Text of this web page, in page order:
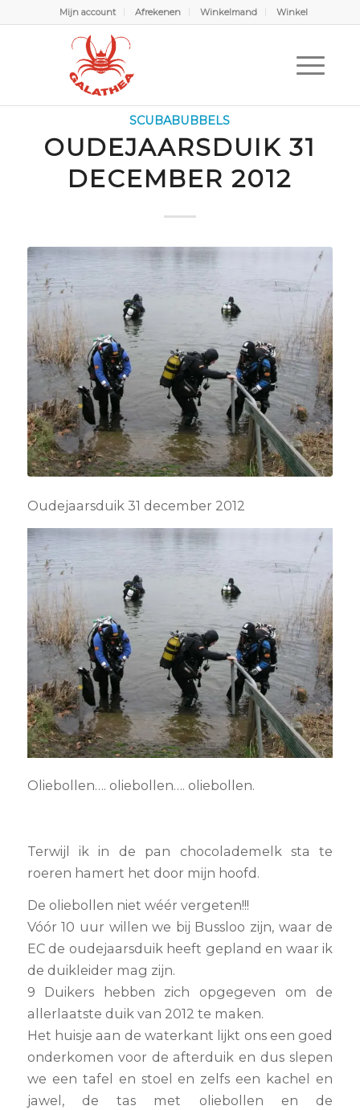
Mijn account Afrekenen Winkelmand Winkel
Scubabubbels
U bevindt zich hier: Home
Oudejaarsduik 31 december 2012
SCUBABUBBELS
OUDEJAARSDUIK 31
DECEMBER 2012
Oudejaarsduik 31 december 2012
Oliebollen…. oliebollen…. oliebollen.
Terwijl ik in de pan chocolademelk sta te
roeren hamert het door mijn hoofd.
De oliebollen niet wéér vergeten!!!
Vóór 10 uur willen we bij Bussloo zijn, waar de
EC de oudejaarsduik heeft gepland en waar ik
de duikleider mag zijn.
9 Duikers hebben zich opgegeven om de
allerlaatste duik van 2012 te maken.
Het huisje aan de waterkant lijkt ons een goed
onderkomen voor de afterduik en dus slepen
we een tafel en stoel en zelfs een kachel en
jawel, de tas met oliebollen en de